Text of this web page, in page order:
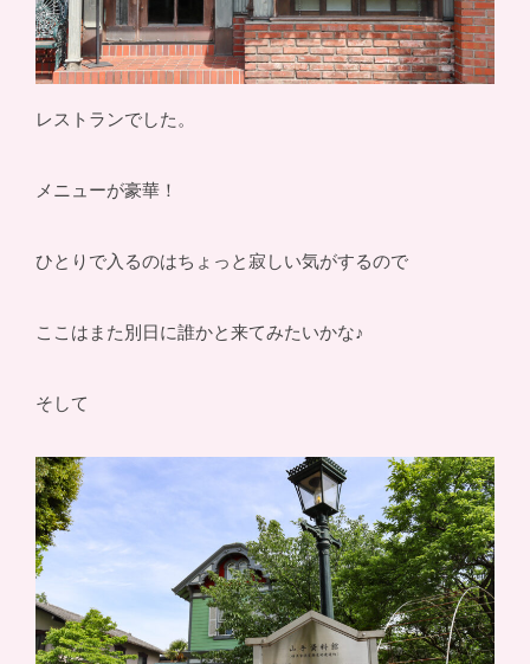
レストランでした。
メニューが豪華！
ひとりで入るのはちょっと寂しい気がするので
ここはまた別日に誰かと来てみたいかな♪
そして